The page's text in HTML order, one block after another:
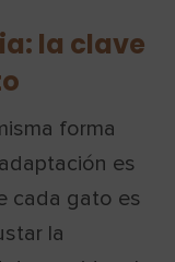
la clave
forma
es
cada gato es
la